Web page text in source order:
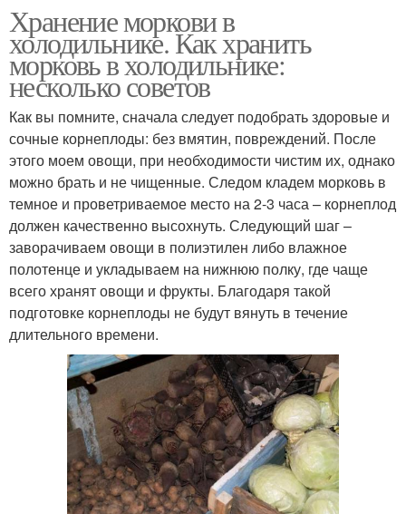
Хранение моркови в
холодильнике. Как хранить
морковь в холодильнике:
несколько советов
Как вы помните, сначала следует подобрать здоровые и
сочные корнеплоды: без вмятин, повреждений. После
этого моем овощи, при необходимости чистим их, однако
можно брать и не чищенные. Следом кладем морковь в
темное и проветриваемое место на 2-3 часа – корнеплод
должен качественно высохнуть. Следующий шаг –
заворачиваем овощи в полиэтилен либо влажное
полотенце и укладываем на нижнюю полку, где чаще
всего хранят овощи и фрукты. Благодаря такой
подготовке корнеплоды не будут вянуть в течение
длительного времени.